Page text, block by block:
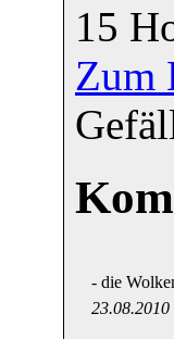
15
Zum
- die
23.08.2010